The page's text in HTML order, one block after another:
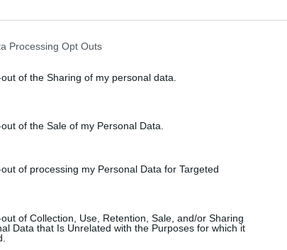
Processing Opt Outs
of the Sharing of my personal data.
of the Sale of my Personal Data.
of processing my Personal Data for Targeted
of Collection, Use, Retention, Sale, and/or Sharing
Data that Is Unrelated with the Purposes for which it